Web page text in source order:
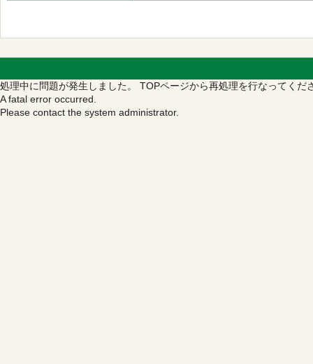
処理中に問題が発生しました。 TOPページから再処理を行なってくだ
A fatal error occurred.
Please contact the system administrator.